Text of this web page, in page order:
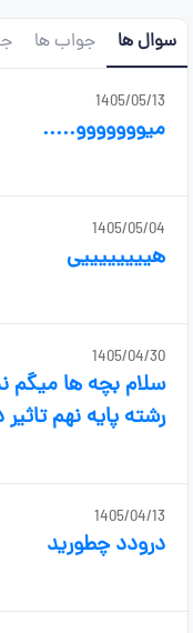
سوال ها جواب ها
1405/05/13
میووووووو.....
1405/05/04
هییییییییی
1405/04/30
سلام بچه ها میگم
رشته پایه نهم
1405/04/13
درودد چطورید